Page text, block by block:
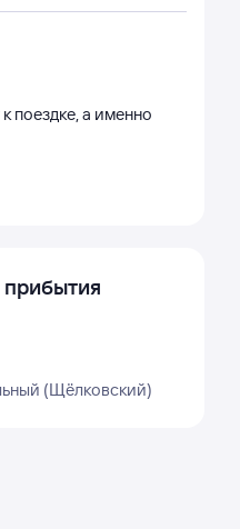
поездке, а именно
прибытия
(Щёлковский)